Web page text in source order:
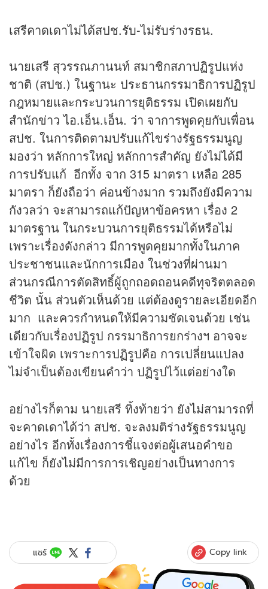
เสรีคาดเดาไม่ได้สปช.รับ-ไม่รับร่างรธน.
นายเสรี สุวรรณภานนท์ สมาชิกสภาปฏิรูปแห่ง
ชาติ (สปช.) ในฐานะ ประธานกรรมาธิการปฏิรูป
กฎหมายและกระบวนการยุติธรรม เปิดเผยกับ
สำนักข่าว ไอ.เอ็น.เอ็น. ว่า จาการพูดคุยกับเพื่อน
สปช. ในการติดตามปรับแก้ไขร่างรัฐธรรมนูญ
มองว่า หลักการใหญ่ หลักการสำคัญ ยังไม่ได้มี
การปรับแก้ อีกทั้ง จาก 315 มาตรา เหลือ 285
มาตรา ก็ยังถือว่า ค่อนข้างมาก รวมถึงยังมีความ
กังวลว่า จะสามารถแก้ปัญหาข้อครหา เรื่อง 2
มาตรฐาน ในกระบวนการยุติธรรมได้หรือไม่
เพราะเรื่องดังกล่าว มีการพูดคุยมากทั้งในภาค
ประชาชนและนักการเมือง ในช่วงที่ผ่านมา
ส่วนกรณีการตัดสิทธิ์ผู้ถูกถอดถอนคดีทุจริตตลอด
ชีวิต นั้น ส่วนตัวเห็นด้วย แต่ต้องดูรายละเอียดอีก
มาก และควรกำหนดให้มีความชัดเจนด้วย เช่น
เดียวกับเรื่องปฏิรูป กรรมาธิการยกร่างฯ อาจจะ
เข้าใจผิด เพราะการปฏิรูปคือ การเปลี่ยนแปลง
ไม่จำเป็นต้องเขียนคำว่า ปฏิรูปไว้แต่อย่างใด
อย่างไรก็ตาม นายเสรี ทิ้งท้ายว่า ยังไม่สามารถที่
จะคาดเดาได้ว่า สปช. จะลงมติร่างรัฐธรรมนูญ
อย่างไร อีกทั้งเรื่องการชี้แจงต่อผู้เสนอคำขอ
แก้ไข ก็ยังไม่มีการการเชิญอย่างเป็นทางการ
ด้วย
แชร์ Copy link